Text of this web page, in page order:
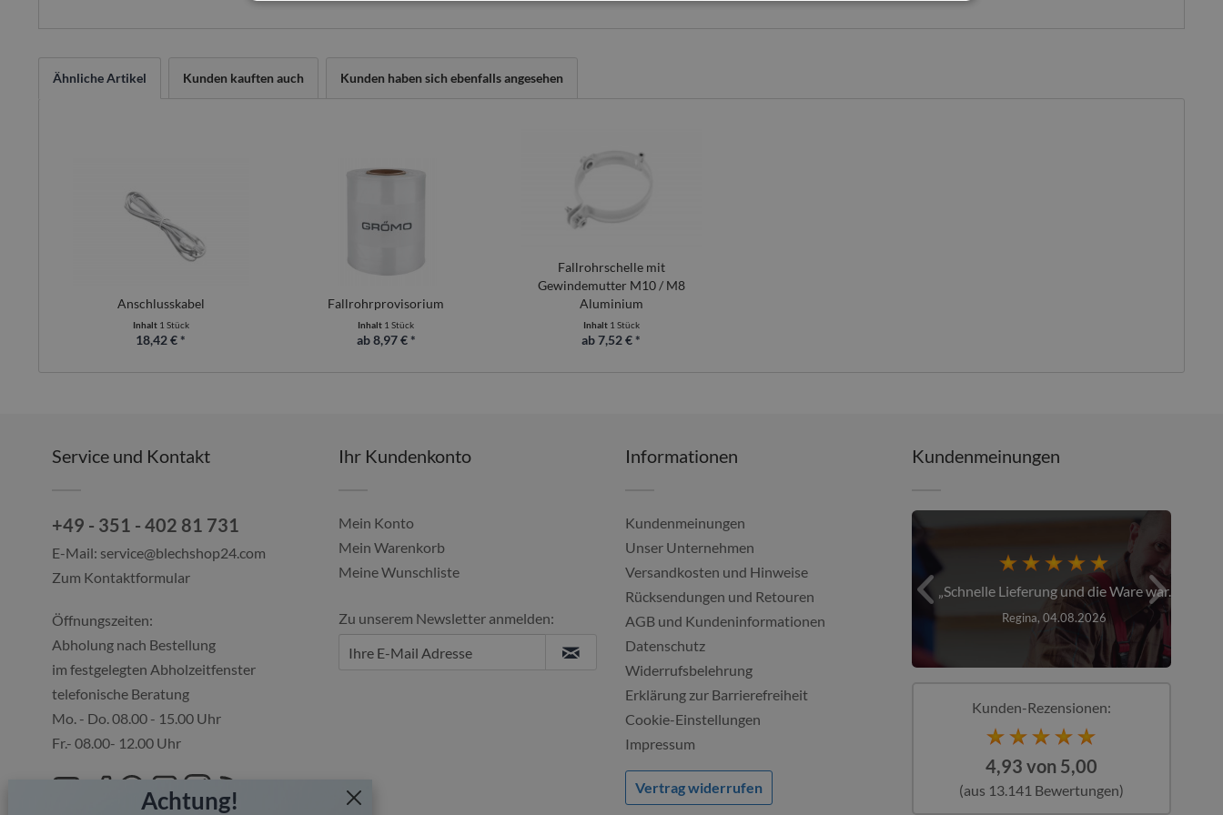
Achtung!
Ähnliche Artikel Kunden kauften auch Kunden haben sich ebenfalls angesehen
Anschlusskabel
Inhalt 1 Stück
18,42 € *
Fallrohrprovisorium
Inhalt 1 Stück
ab 8,97 € *
Fallrohrschelle mit
Gewindemutter M10 / M8
Aluminium
Inhalt 1 Stück
ab 7,52 € *
Service und Kontakt
+49 - 351 - 402 81 731
E-Mail: service@blechshop24.com
Zum Kontaktformular
Öffnungszeiten:
Abholung nach Bestellung
im festgelegten Abholzeitfenster
telefonische Beratung
Mo. - Do. 08.00 - 15.00 Uhr
Fr.- 08.00- 12.00 Uhr
Ihr Kundenkonto
Mein Konto
Mein Warenkorb
Meine Wunschliste
Zu unserem Newsletter anmelden:
Informationen
Kundenmeinungen
Unser Unternehmen
Versandkosten und Hinweise
Rücksendungen und Retouren
AGB und Kundeninformationen
Datenschutz
Widerrufsbelehrung
Erklärung zur Barrierefreiheit
Cookie-Einstellungen
Impressum
Vertrag widerrufen
Kundenmeinungen
Alles gut geklappt, immer über den...
Ulf, 04.08.2026
Schnelle Lieferung und die Ware war...
Regina, 04.08.2026
Kunden-Rezensionen:
4,93 von 5,00
(aus 13.141 Bewertungen)